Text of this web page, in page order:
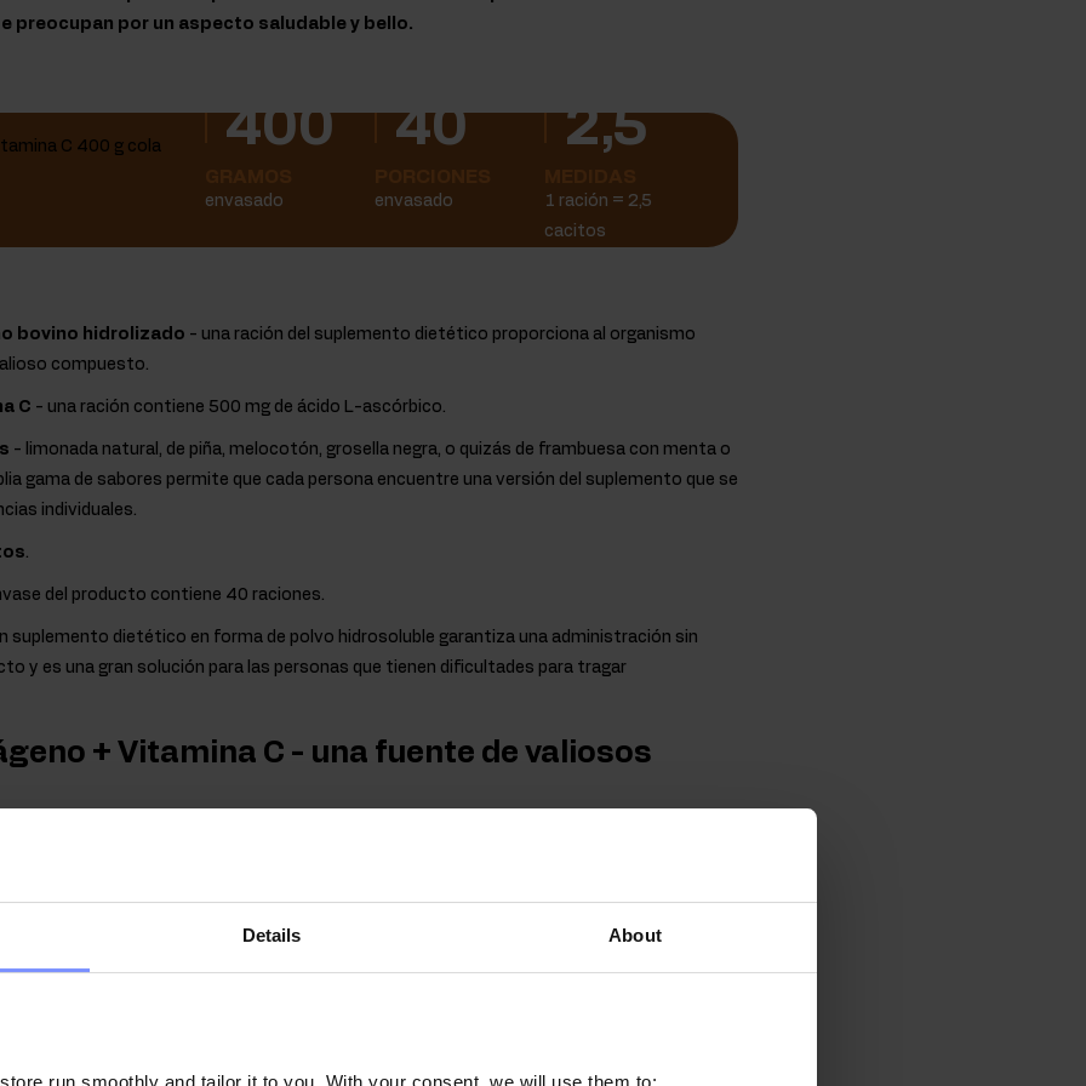
Details About
run smoothly and tailor it to you. With your consent, we will use them to:
preocupan por un aspecto saludable y bello.
400
envasado
40
envasado
2,5
1 ración = 2,5
cacitos
bovino hidrolizado - una ración del suplemento dietético proporciona al organismo
compuesto.
C - una ración contiene 500 mg de ácido L-ascórbico.
- limonada natural, de piña, melocotón, grosella negra, o quizás de frambuesa con menta o
gama de sabores permite que cada persona encuentre una versión del suplemento que se
individuales.
.
del producto contiene 40 raciones.
suplemento dietético en forma de polvo hidrosoluble garantiza una administración sin
y es una gran solución para las personas que tienen dificultades para tragar
+ Vitamina C - una fuente de valiosos
Pueden encontrarse m.en. en el tejido conjuntivo, los vasos sanguíneos, los
Dado que el nivel de colágeno en el organismo disminuye con la edad debido a los
se puede encontrar en los suplementos dietéticos a base de colágeno marino.